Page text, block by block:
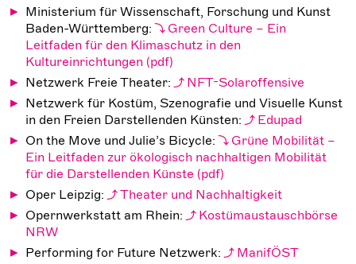
Ministerium für Wissenschaft, Forschung und Kunst
Baden-Württemberg:
Green Culture – Ein
Leitfaden für den Klimaschutz in den
Kultureinrichtungen
Netzwerk Freie Theater:
NFT-Solaroffensive
Netzwerk für Kostüm, Szenografie und Visuelle Kunst
in den Freien Darstellenden Künsten:
Edupad
On the Move und Julie’s Bicycle:
Grüne Mobilität –
Ein Leitfaden zur ökologisch nachhaltigen Mobilität
für die Darstellenden Künste
Oper Leipzig:
Theater und Nachhaltigkeit
Opernwerkstatt am Rhein:
Kostümaustauschbörse
NRW
Performing for Future Netzwerk:
ManifÖST